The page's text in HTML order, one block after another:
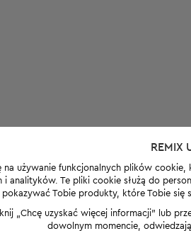
REMIX
na używanie funkcjonalnych plików
analityków. Te pliki cookie służą do
Tobie produkty, które Tobie się
„Chcę uzyskać więcej informacji” lub
dowolnym momencie,